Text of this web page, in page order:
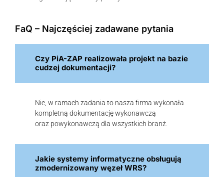
FaQ – Najczęściej zadawane pytania
Czy PiA-ZAP realizowała projekt na bazie
cudzej dokumentacji?
Nie, w ramach zadania to nasza firma wykonała
kompletną dokumentację wykonawczą
oraz powykonawczą dla wszystkich branż.
Jakie systemy informatyczne obsługują
zmodernizowany węzeł WRS?